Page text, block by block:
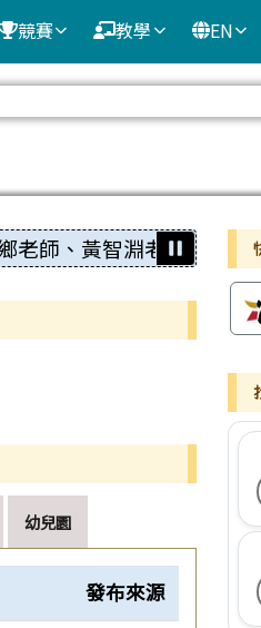
競賽 教學 EN
師、黃智淵老師、黃薇恩
幼兒園
發布來源